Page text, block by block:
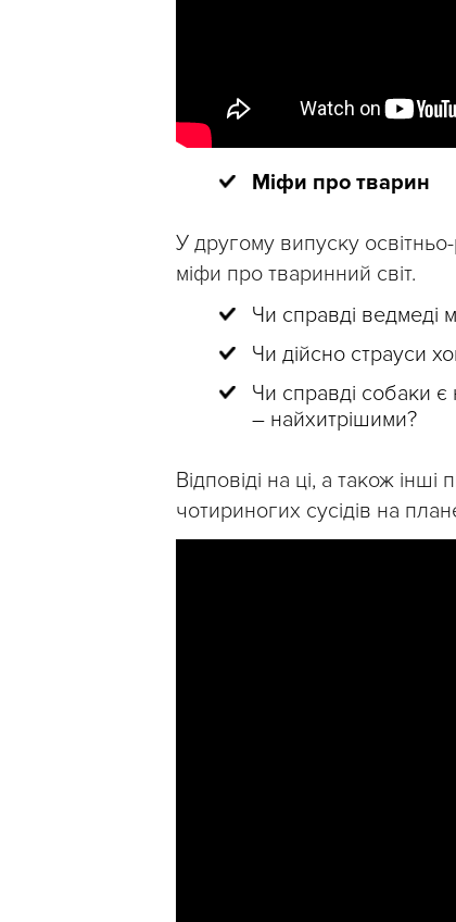
Міфи про тварин
У другому випуску
міфи про тваринний світ.
Чи справді ведмеді
Чи дійсно страуси
Чи справді собаки є
– найхитрішими?
Відповіді на ці, а також
чотириногих сусідів на